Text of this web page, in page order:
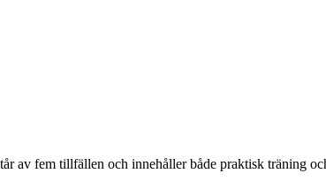
av fem tillfällen och innehåller både praktisk träning